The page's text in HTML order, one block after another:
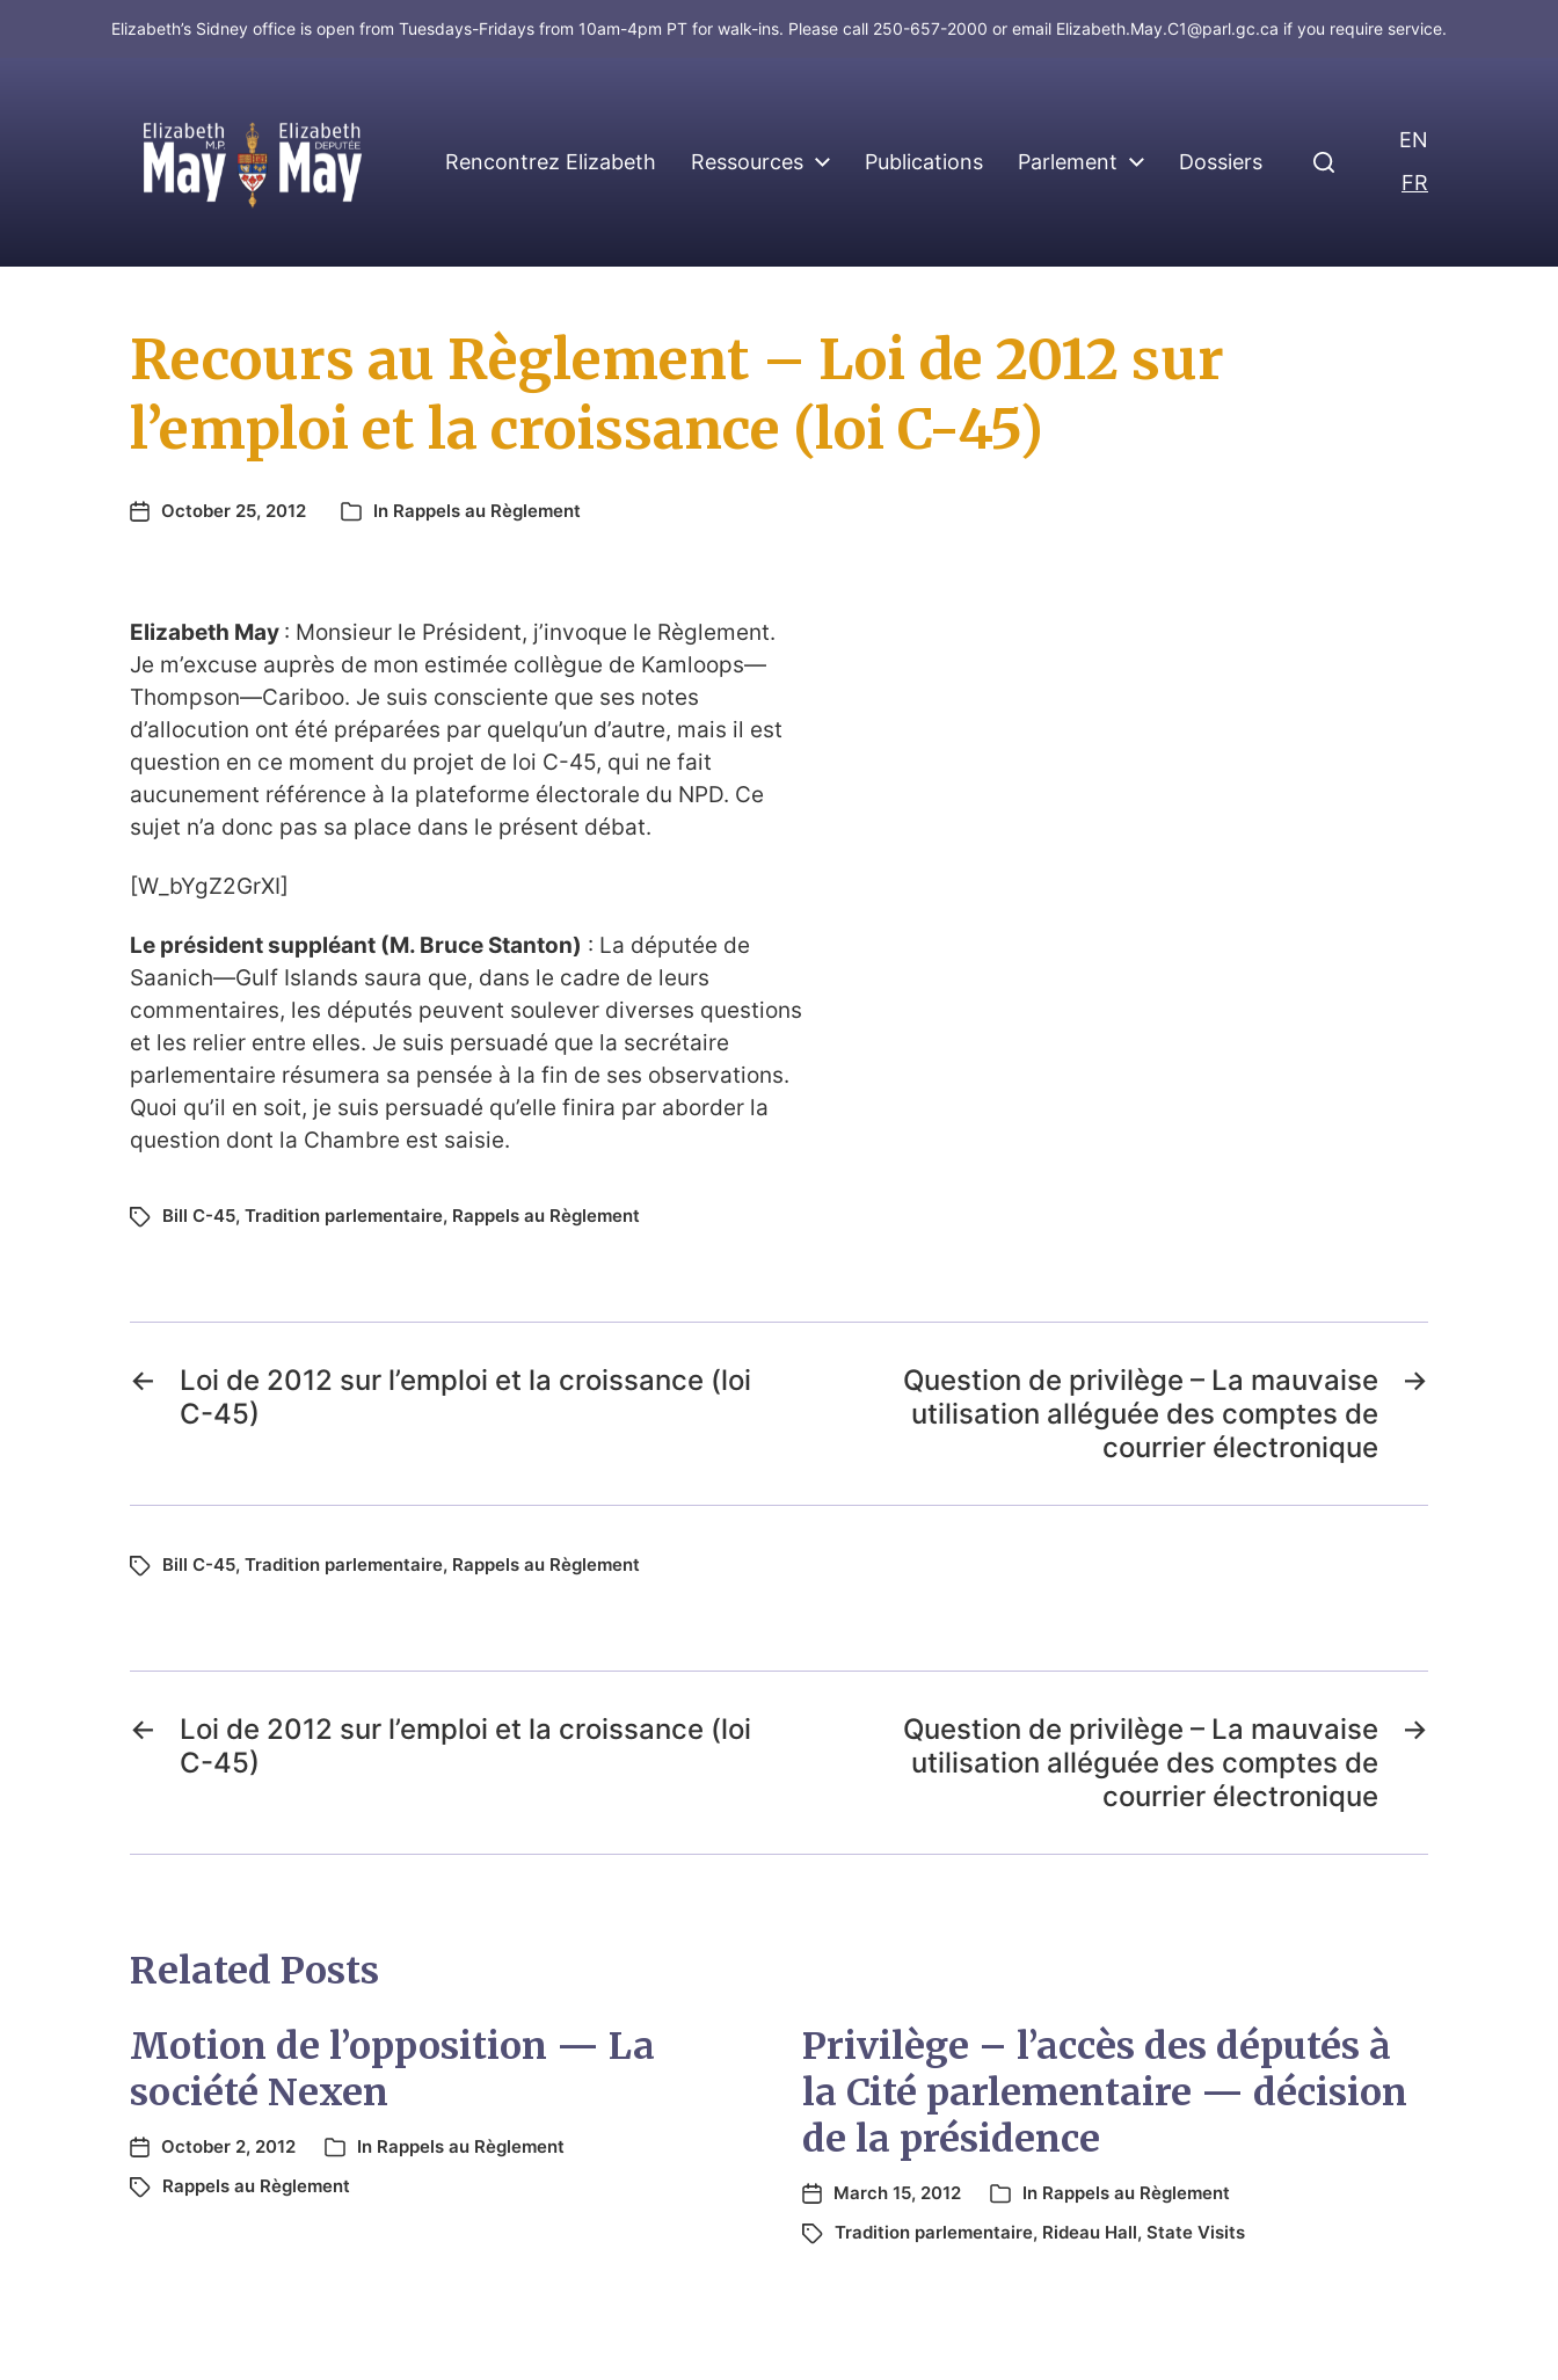
Elizabeth’s Sidney office is open from Tuesdays-Fridays from 10am-4pm PT for walk-ins. Please call 250-657-2000 or email Elizabeth.May.C1@parl.gc.ca if you require service.
MP for Saanich and Gulf Islands Rencontrez Elizabeth Ressources Publications Parlement Dossiers
EN
FR
Recours au Règlement – Loi de 2012 sur
l’emploi et la croissance (loi C-45)
October 25, 2012 In Rappels au Règlement
Elizabeth May : Monsieur le Président, j’invoque le Règlement.
Je m’excuse auprès de mon estimée collègue de Kamloops—
Thompson—Cariboo. Je suis consciente que ses notes
d’allocution ont été préparées par quelqu’un d’autre, mais il est
question en ce moment du projet de loi C-45, qui ne fait
aucunement référence à la plateforme électorale du NPD. Ce
sujet n’a donc pas sa place dans le présent débat.
[W_bYgZ2GrXI]
Le président suppléant (M. Bruce Stanton) : La députée de
Saanich—Gulf Islands saura que, dans le cadre de leurs
commentaires, les députés peuvent soulever diverses questions
et les relier entre elles. Je suis persuadé que la secrétaire
parlementaire résumera sa pensée à la fin de ses observations.
Quoi qu’il en soit, je suis persuadé qu’elle finira par aborder la
question dont la Chambre est saisie.
Bill C-45, Tradition parlementaire, Rappels au Règlement
←
Loi de 2012 sur l’emploi et la croissance (loi
C-45)
→
Question de privilège – La mauvaise
utilisation alléguée des comptes de
courrier électronique
Bill C-45, Tradition parlementaire, Rappels au Règlement
←
Loi de 2012 sur l’emploi et la croissance (loi
C-45)
→
Question de privilège – La mauvaise
utilisation alléguée des comptes de
courrier électronique
Related Posts
Motion de l’opposition — La
société Nexen
October 2, 2012 In Rappels au Règlement
Rappels au Règlement
Privilège – l’accès des députés à
la Cité parlementaire — décision
de la présidence
March 15, 2012 In Rappels au Règlement
Tradition parlementaire, Rideau Hall, State Visits